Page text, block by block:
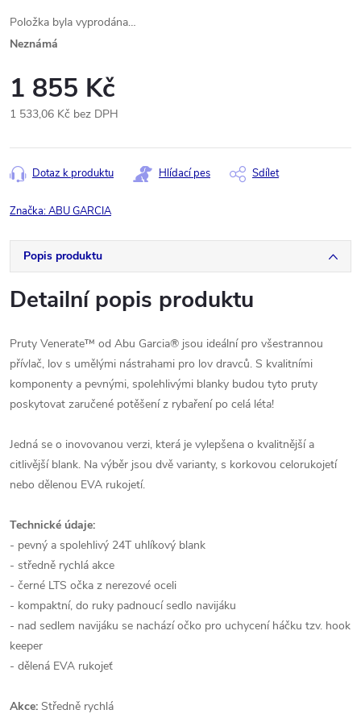
Položka byla vyprodána…
Neznámá
1 855 Kč
1 533,06 Kč bez DPH
cena:
Dotaz k produktu Hlídací pes Sdílet
Značka:ABU GARCIA
Popis produktu
Detailní popis produktu
Pruty Venerate™ od Abu Garcia® jsou ideální pro všestrannou
přívlač, lov s umělými nástrahami pro lov dravců. S kvalitními
komponenty a pevnými, spolehlivými blanky budou tyto pruty
poskytovat zaručené potěšení z rybaření po celá léta!
Jedná se o inovovanou verzi, která je vylepšena o kvalitnější a
citlivější blank. Na výběr jsou dvě varianty, s korkovou celorukojetí
nebo dělenou EVA rukojetí.
Technické údaje:
- pevný a spolehlivý 24T uhlíkový blank
- středně rychlá akce
- černé LTS očka z nerezové oceli
- kompaktní, do ruky padnoucí sedlo navijáku
- nad sedlem navijáku se nachází očko pro uchycení háčku tzv. hook
keeper
- dělená EVA rukojeť
Akce: Středně rychlá